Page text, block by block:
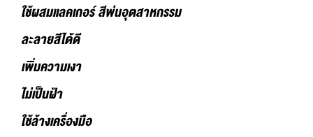
ใช้ผสมแลคเกอร์ สีพ่นอุตสาหกรรม
ละลายสีได้ดี
เพิ่มความเงา
ไม่เป็นฝ้า
ใช้ล้างเครื่องมือ